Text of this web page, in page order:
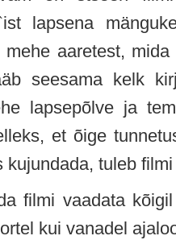
lapsena
mehe aaretest,
seesama kelk
lapsepõlve ja
et õige
kujundada, tuleb
filmi vaadata
kui vanadel